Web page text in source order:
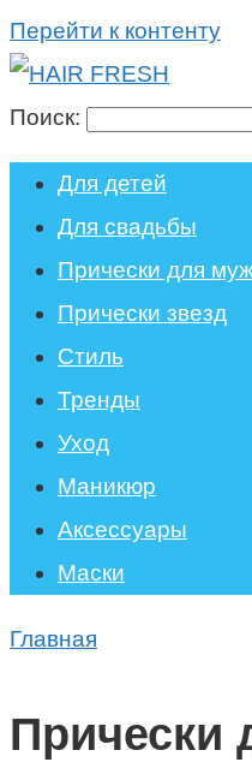
Перейти к контенту
Поиск:
Для детей
Для свадьбы
Прически для
Прически звезд
Стиль
Тренды
Уход
Маникюр
Аксессуары
Маски
Главная
Прически